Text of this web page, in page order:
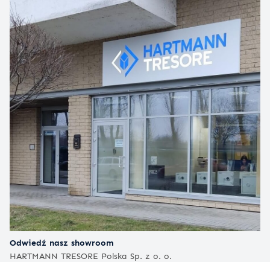
Odwiedź nasz showroom
HARTMANN TRESORE Polska Sp. z o. o.